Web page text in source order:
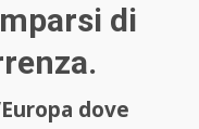
di
dove